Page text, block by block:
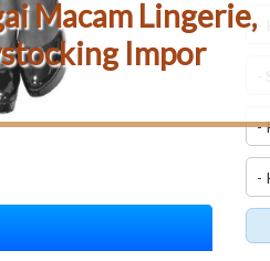
Macam Lingerie,
Impor